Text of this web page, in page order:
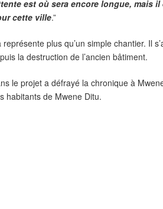
est où sera encore longue,
cette ville.”
plus qu’un simple chantier. Il
la destruction de l’ancien bâtiment.
le projet a défrayé la chronique à
habitants de Mwene Ditu.